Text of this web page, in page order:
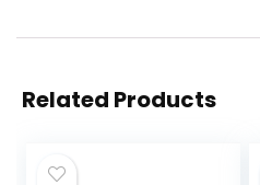
Related Products